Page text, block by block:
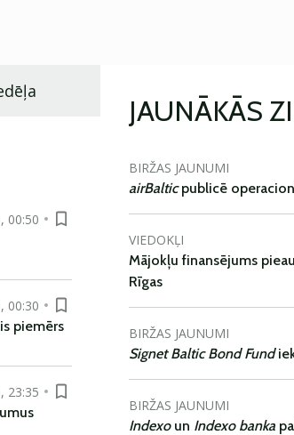
00:50
00:30
piemērs
23:35
JAUNĀKĀS
BIRŽAS JAUNUMI
airBalticpublicē
VIEDOKĻI
Mājokļu finansējums
Rīgas
BIRŽAS JAUNUMI
Signet Baltic Bond Fund
BIRŽAS JAUNUMI
Indexoun Indexo banka